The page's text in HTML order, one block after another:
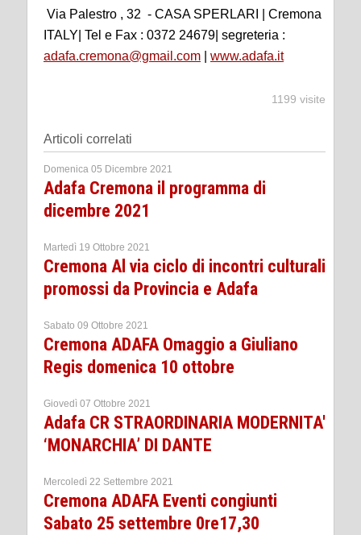
Via Palestro , 32 - CASA SPERLARI | Cremona
ITALY| Tel e Fax : 0372 24679| segreteria :
adafa.cremona@gmail.com
www.adafa.it
1199 visite
Articoli correlati
Domenica 05 Dicembre 2021
Adafa Cremona il programma di
dicembre 2021
Martedì 19 Ottobre 2021
Cremona Al via ciclo di incontri culturali
promossi da Provincia e Adafa
Sabato 09 Ottobre 2021
Cremona ADAFA Omaggio a Giuliano
Regis domenica 10 ottobre
Giovedì 07 Ottobre 2021
Adafa CR STRAORDINARIA MODERNITA'
‘MONARCHIA’ DI DANTE
Mercoledì 22 Settembre 2021
Cremona ADAFA Eventi congiunti
Sabato 25 settembre 0re17,30